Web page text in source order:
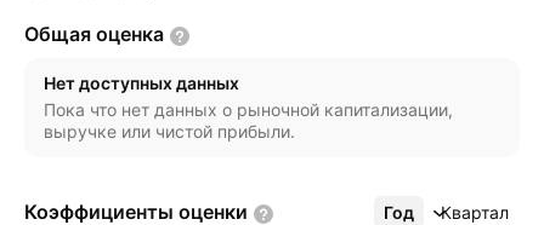
Общая оценка
Нет доступных данных
Пока что нет данных о рыночной капитализации,
выручке или чистой прибыли.
Коэффициенты оценки Год Квартал
Ещё